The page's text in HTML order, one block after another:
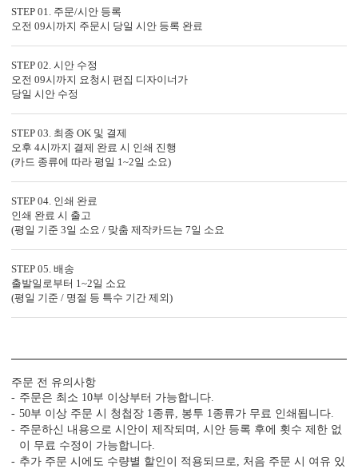
특별한 당신과의 만남을 준비하는
GRENDY647의 제작 공법을 확인하세요.
DIGITAL PRINTING
감성 더하기
당신만의 특별한 청첩장을 위한
다양한 옵션 상품이 준비되어 있습니다.
STEP 01. 주문/시안 등록
오전 09시까지 주문시 당일 시안 등록 완료
STEP 02. 시안 수정
오전 09시까지 요청시 편집 디자이너가
당일 시안 수정
STEP 03. 최종 OK 및 결제
오후 4시까지 결제 완료 시 인쇄 진행
(카드 종류에 따라 평일 1~2일 소요)
STEP 04. 인쇄 완료
인쇄 완료 시 출고
(평일 기준 3일 소요 / 맞춤 제작카드는 7일 소요
STEP 05. 배송
출발일로부터 1~2일 소요
(평일 기준 / 명절 등 특수 기간 제외)
주문 전 유의사항
주문은 최소 10부 이상부터 가능합니다.
50부 이상 주문 시 청첩장 1종류, 봉투 1종류가 무료 인쇄됩니다.
주문하신 내용으로 시안이 제작되며, 시안 등록 후에 횟수 제한 없
이 무료 수정이 가능합니다.
추가 주문 시에도 수량별 할인이 적용되므로, 처음 주문 시 여유 있